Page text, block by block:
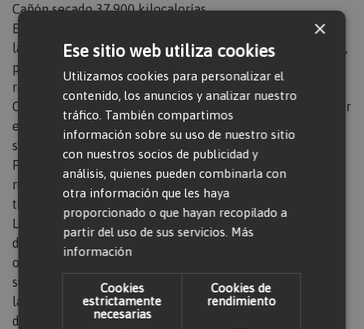
Cañón secado 37.900 kilocalorías
Este cañón de secado está diseñado para satisfacer todas
las exigencias de calefacción y secado de locales y naves,
proporcionando la mayor seguridad y los mejores
resultados.
Con el novedoso panel de control CEG, podemos controlar
el encendido y el apagado del cañón, además de la
selección de temperatura.
Proporciona un gran caudal de aire. Además, gracias a las
ruedas y manerales que incorpora es muy fácil de
transportar.
Las características son las reflejadas en la ficha técnica
del modelo, las medidas exactas varían de una unidad a
otra. En caso de no disponer de este modelo concreto se
suministrará uno de similares características. Consultar
las características específicas de las máquinas
disponibles.
×
Ese sitio web utiliza cookies
Utilizamos cookies para personalizar el
contenido, los anuncios y analizar nuestro
tráfico. También compartimos
información sobre su uso de nuestro sitio
con nuestros socios de publicidad y
análisis, quienes pueden combinarla con
otra información que les haya
proporcionado o que hayan recopilado a
partir del uso de sus servicios. Más
información
Cookies
estrictamente
necesarias
Cookies de
rendimiento